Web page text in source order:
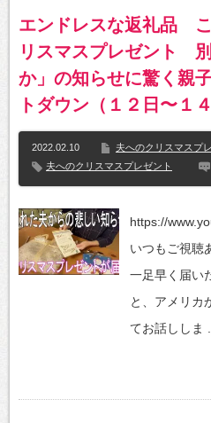
エンドレスな返礼品
リスマスプレゼント
か」の知らせに驚く親
トダウン（１２日〜１
2022.02.10
夫へのクリスマスプ
夫へのクリスマスプレゼント
https://
いつもご視聴
一足早く届い
と、アメリカ
てお話ししま